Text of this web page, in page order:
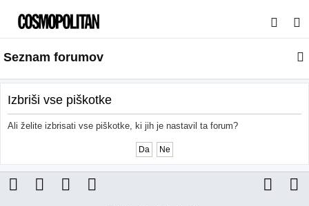
s
a
j
Seznam forumov
Izbriši vse piškotke
Ali želite izbrisati vse piškotke, ki jih je nastavil ta forum?